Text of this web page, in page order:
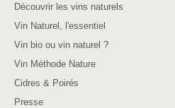
Découvrir les vins naturels
Vin Naturel, l'essentiel
Vin bio ou vin naturel ?
Vin Méthode Nature
Cidres & Poirés
Presse